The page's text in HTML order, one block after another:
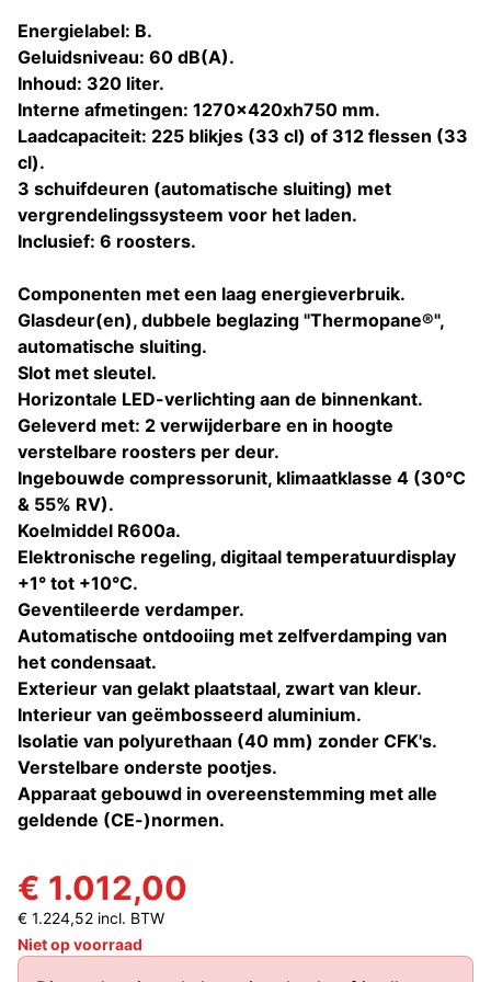
Energielabel: B.
Geluidsniveau: 60 dB(A).
Inhoud: 320 liter.
Interne afmetingen: 1270x420xh750 mm.
Laadcapaciteit: 225 blikjes (33 cl) of 312 flessen (33
cl).
3 schuifdeuren (automatische sluiting) met
vergrendelingssysteem voor het laden.
Inclusief: 6 roosters.
Componenten met een laag energieverbruik.
Glasdeur(en), dubbele beglazing "Thermopane®",
automatische sluiting.
Slot met sleutel.
Horizontale LED-verlichting aan de binnenkant.
Geleverd met: 2 verwijderbare en in hoogte
verstelbare roosters per deur.
Ingebouwde compressorunit, klimaatklasse 4 (30°C
& 55% RV).
Koelmiddel R600a.
Elektronische regeling, digitaal temperatuurdisplay
+1° tot +10°C.
Geventileerde verdamper.
Automatische ontdooiing met zelfverdamping van
het condensaat.
Exterieur van gelakt plaatstaal, zwart van kleur.
Interieur van geëmbosseerd aluminium.
Isolatie van polyurethaan (40 mm) zonder CFK's.
Verstelbare onderste pootjes.
Apparaat gebouwd in overeenstemming met alle
geldende (CE-)normen.
€ 1.012,00
€ 1.224,52 incl. BTW
Niet op voorraad